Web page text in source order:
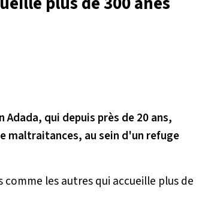
qui depuis près de 20 ans,
maltraitances, au sein d'un refuge
les autres qui accueille plus de